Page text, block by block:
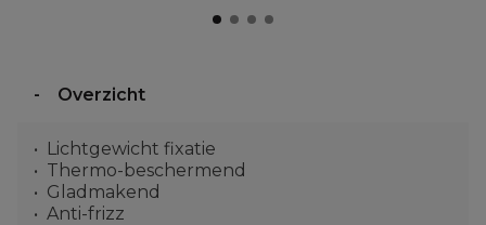
Overzicht
Lichtgewicht fixatie
Thermo-beschermend
Gladmakend
Anti-frizz